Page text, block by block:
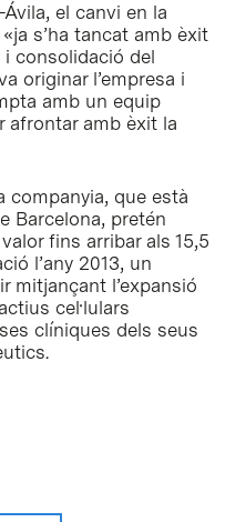
el canvi en la
s’ha tancat amb èxit
consolidació del
originar l’empresa i
amb un equip
afrontar amb èxit la
companyia, que està
Barcelona, pretén
fins arribar als 15,5
l’any 2013, un
mitjançant l’expansió
cel·lulars
clíniques dels seus